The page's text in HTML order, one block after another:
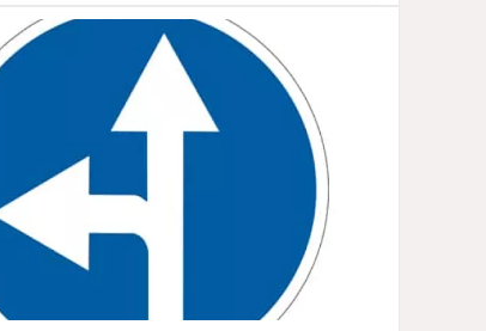
04 Августа 2026 14:14
Инфантино, Буратино,
Чиполлино...
ТАКАЯ ВОТ КАРТИНА, НЕВЕСЕЛАЯ. КАК
ДЛЯ ДЕЙСТВУЮЩИХ ЛИЦ, ТАК И ДЛЯ
ЗРИТЕЛЕЙ
1336 05 Августа 2026 10:15